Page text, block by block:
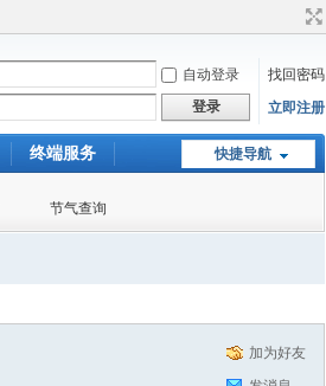
自动登录
找回密码
登录 立即注册
快捷导航
终端服务
节气查询
加为好友